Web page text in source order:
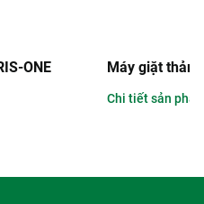
Máy giặt thảm liên hợp